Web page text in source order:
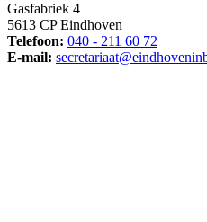
Gasfabriek 4
5613 CP Eindhoven
Telefoon: 040 - 211 60 72
E-mail: